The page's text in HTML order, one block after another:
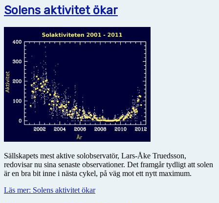
Solens aktivitet ökar
Sällskapets mest aktive solobservatör, Lars-Åke Truedsson,
redovisar nu sina senaste observationer. Det framgår tydligt att solen
är en bra bit inne i nästa cykel, på väg mot ett nytt maximum.
Läs mer: Solens aktivitet ökar